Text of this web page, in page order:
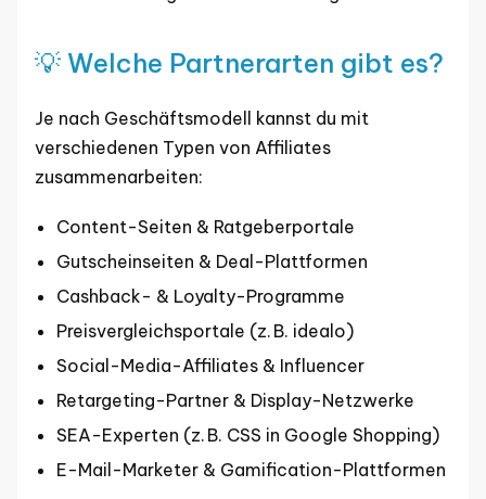
💡 Welche Partnerarten gibt es?
Je nach Geschäftsmodell kannst du mit
verschiedenen Typen von Affiliates
zusammenarbeiten:
Content-Seiten & Ratgeberportale
Gutscheinseiten & Deal-Plattformen
Cashback- & Loyalty-Programme
Preisvergleichsportale (z. B. idealo)
Social-Media-Affiliates & Influencer
Retargeting-Partner & Display-Netzwerke
SEA-Experten (z. B. CSS in Google Shopping)
E-Mail-Marketer & Gamification-Plattformen